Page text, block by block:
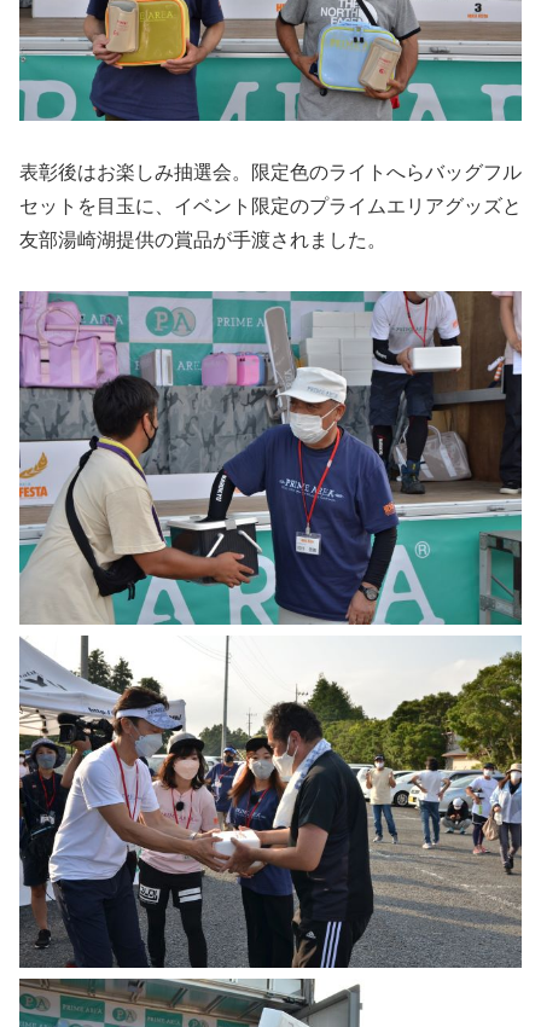
表彰後はお楽しみ抽選会。限定色のライトへらバッグフル
セットを目玉に、イベント限定のプライムエリアグッズと
友部湯崎湖提供の賞品が手渡されました。